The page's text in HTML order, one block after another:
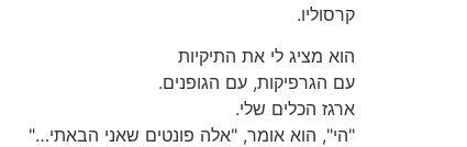
קרסוליו.
הוא מציג לי את התיקיות
עם הגרפיקות, עם הגופנים.
ארגז הכלים שלי.
"הי", הוא אומר, "אלה פונטים שאני הבאתי…"